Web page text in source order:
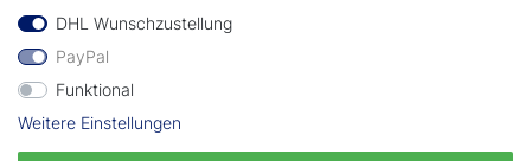
geprüft durch
Vertrag widerrufen
DHL Wunschzustellung
PayPal
Funktional
Weitere Einstellungen